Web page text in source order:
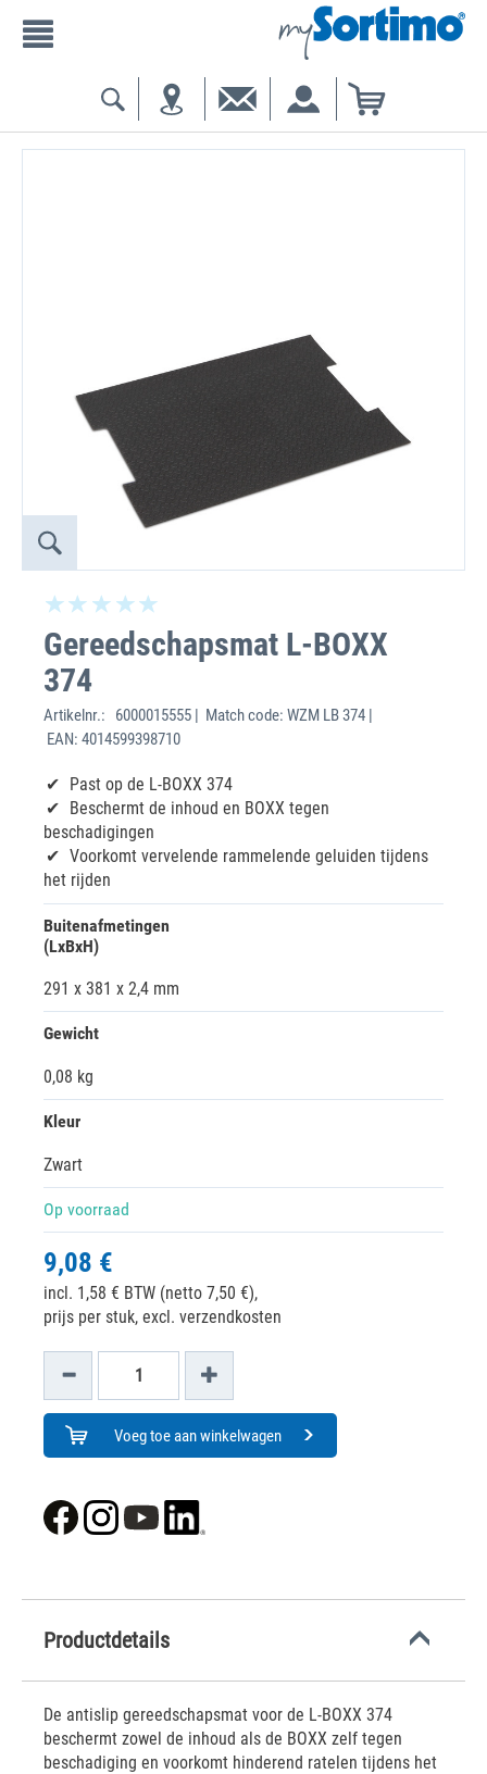
Gereedschapsmat L-BOXX
374
Artikelnr.:
6000015555 | Match code: WZM LB 374 |
EAN: 4014599398710
Past op de L-BOXX 374
Beschermt de inhoud en BOXX tegen
beschadigingen
Voorkomt vervelende rammelende geluiden tijdens
het rijden
Buitenafmetingen
(LxBxH)
291 x 381 x 2,4 mm
Gewicht
0,08 kg
Kleur
Zwart
Op voorraad
9,08 €
incl. 1,58 € BTW (netto 7,50 €),
prijs per stuk, excl. verzendkosten
Voeg toe aan winkelwagen
Productdetails
De antislip gereedschapsmat voor de L-BOXX 374
beschermt zowel de inhoud als de BOXX zelf tegen
beschadiging en voorkomt hinderend ratelen tijdens het